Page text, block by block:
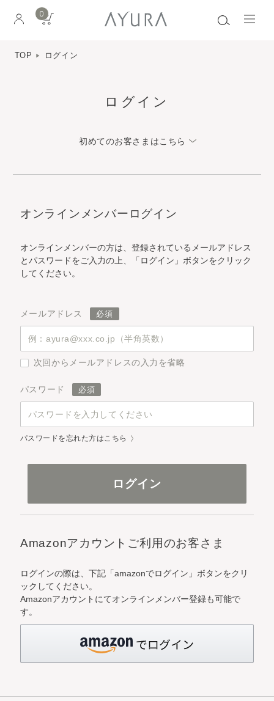
0
TOP ログイン
ログイン
初めてのお客さまはこちら
オンラインメンバーログイン
オンラインメンバーの方は、登録されているメールアドレス
とパスワードをご入力の上、「ログイン」ボタンをクリック
してください。
メールアドレス
次回からメールアドレスの入力を省略
パスワード
パスワードを忘れた方はこちら
Amazonアカウントご利用のお客さま
ログインの際は、下記「amazonでログイン」ボタンをクリ
ックしてください。
Amazonアカウントにてオンラインメンバー登録も可能で
す。